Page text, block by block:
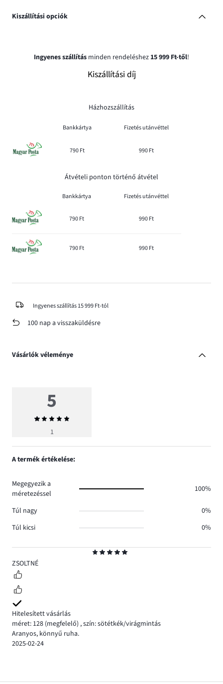
Kiszállítási opciók
Ingyenes szállítás minden rendeléshez 15 999 Ft-től!
Kiszállítási díj
Házhozszállítás
Bankkártya Fizetés utánvéttel
790 Ft 990 Ft
Átvételi ponton történő átvétel
Bankkártya Fizetés utánvéttel
790 Ft 990 Ft
790 Ft 990 Ft
Ingyenes szállítás 15 999 Ft-tól
100 nap a visszaküldésre
Vásárlók véleménye
5
ZSOLTNÉ
Hitelesített vásárlás
méret: 128 (megfelelő) ,szín: sötétkék/virágmintás
Aranyos, könnyű ruha.
2025-02-24
5
Átlagos
értékelés
1
A termék értékelése:
Megegyezik a
méretezéssel
100%
Túl nagy
0%
Túl kicsi
0%